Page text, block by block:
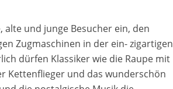
alte und junge Besucher ein, den
Zugmaschinen in der ein- zigartigen
dürfen Klassiker wie die Raupe mit
Kettenflieger und das wunderschön